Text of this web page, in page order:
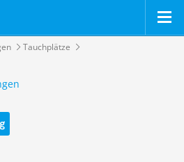
Tauchplätze